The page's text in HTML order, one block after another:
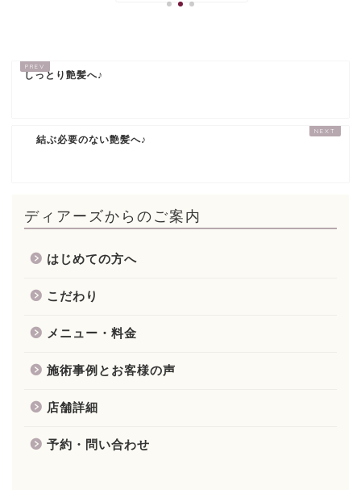
しっとり艶髪へ♪
結ぶ必要のない艶髪へ♪
ディアーズからのご案内
はじめての方へ
こだわり
メニュー・料金
施術事例とお客様の声
店舗詳細
予約・問い合わせ